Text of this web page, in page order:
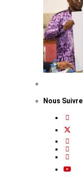
Nous Suivre